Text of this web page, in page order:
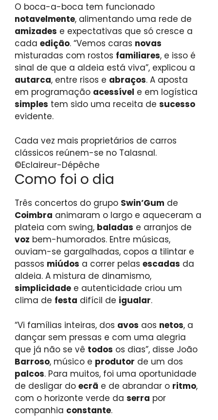
O boca-a-boca tem funcionado
notavelmente, alimentando uma rede de
amizades e expectativas que só cresce a
cada edição. “Vemos caras novas
misturadas com rostos familiares, e isso é
sinal de que a aldeia está viva”, explicou a
autarca, entre risos e abraços. A aposta
em programação acessível e em logística
simples tem sido uma receita de sucesso
evidente.
Cada vez mais proprietários de carros
clássicos reúnem-se no Talasnal.
©Eclaireur-Dépêche
Como foi o dia
Três concertos do grupo Swin’Gum de
Coimbra animaram o largo e aqueceram a
plateia com swing, baladas e arranjos de
voz bem-humorados. Entre músicas,
ouviam-se gargalhadas, copos a tilintar e
passos miúdos a correr pelas escadas da
aldeia. A mistura de dinamismo,
simplicidade e autenticidade criou um
clima de festa difícil de igualar.
“Vi famílias inteiras, dos avos aos netos, a
dançar sem pressas e com uma alegria
que já não se vê todos os dias”, disse João
Barroso, músico e produtor de um dos
palcos. Para muitos, foi uma oportunidade
de desligar do ecrã e de abrandar o ritmo,
com o horizonte verde da serra por
companhia constante.